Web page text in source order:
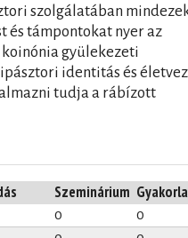
szolgálatában
és támpontokat nyer az
koinónia gyülekezeti
identitás és
tudja a rábízott
Szeminárium
0
0